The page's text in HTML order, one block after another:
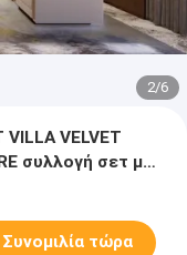
3/6
VILLA VELVET
συλλογή σετ με
Συνομιλία τώρα